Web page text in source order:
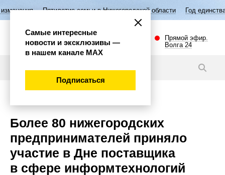
семьи в Нижегородской области Год единства народов России
Прямой эфир.
Волга 24
Более 80 нижегородских
предпринимателей приняло
участие в Дне поставщика
в сфере информтехнологий
Самые интересные
новости и эксклюзивы —
в нашем канале МАХ
Подписаться